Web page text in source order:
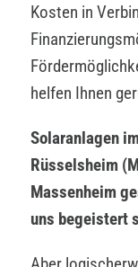
Kosten in
helfen Ihnen
Solaranlagen
Rüsselsheim
Massenheim
uns begeistert